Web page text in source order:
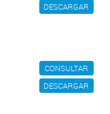
DESCARGAR
CONSULTAR
DESCARGAR